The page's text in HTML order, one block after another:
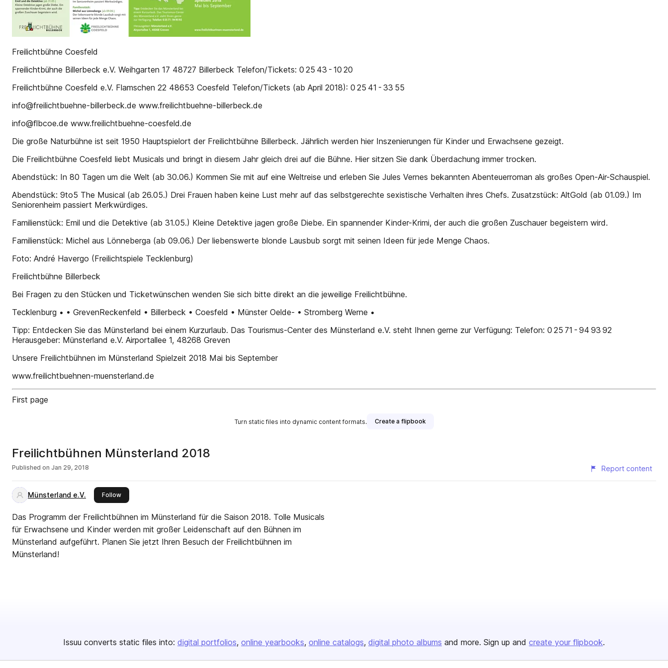
Freilichtbühne Coesfeld
Freilichtbühne Billerbeck e.V. Weihgarten 17 48727 Billerbeck Telefon/Tickets: 0 25 43 - 10 20
Freilichtbühne Coesfeld e.V. Flamschen 22 48653 Coesfeld Telefon/Tickets (ab April 2018): 0 25 41 - 33 55
info@freilichtbuehne-billerbeck.de www.freilichtbuehne-billerbeck.de
info@flbcoe.de www.freilichtbuehne-coesfeld.de
Die große Naturbühne ist seit 1950 Hauptspielort der Freilichtbühne Billerbeck. Jährlich werden hier Inszenierungen für Kinder und Erwachsene gezeigt.
Die Freilichtbühne Coesfeld liebt Musicals und bringt in diesem Jahr gleich drei auf die Bühne. Hier sitzen Sie dank Überdachung immer trocken.
Abendstück: In 80 Tagen um die Welt (ab 30.06.) Kommen Sie mit auf eine Weltreise und erleben Sie Jules Vernes bekannten Abenteuerroman als großes Open-Air-Schauspiel.
Abendstück: 9to5 The Musical (ab 26.05.) Drei Frauen haben keine Lust mehr auf das selbstgerechte sexistische Verhalten ihres Chefs. Zusatzstück: AltGold (ab 01.09.) Im
Seniorenheim passiert Merkwürdiges.
Familienstück: Emil und die Detektive (ab 31.05.) Kleine Detektive jagen große Diebe. Ein spannender Kinder-Krimi, der auch die großen Zuschauer begeistern wird.
Familienstück: Michel aus Lönneberga (ab 09.06.) Der liebenswerte blonde Lausbub sorgt mit seinen Ideen für jede Menge Chaos.
Foto: André Havergo (Freilichtspiele Tecklenburg)
Freilichtbühne Billerbeck
Bei Fragen zu den Stücken und Ticketwünschen wenden Sie sich bitte direkt an die jeweilige Freilichtbühne.
Tecklenburg • • GrevenReckenfeld • Billerbeck • Coesfeld • Münster Oelde- • Stromberg Werne •
Tipp: Entdecken Sie das Münsterland bei einem Kurzurlaub. Das Tourismus-Center des Münsterland e.V. steht Ihnen gerne zur Verfügung: Telefon: 0 25 71 - 94 93 92
Herausgeber: Münsterland e.V. Airportallee 1, 48268 Greven
Unsere Freilichtbühnen im Münsterland Spielzeit 2018 Mai bis September
www.freilichtbuehnen-muensterland.de
First page
Turn static files into dynamic content formats. Create a flipbook
Freilichtbühnen Münsterland 2018
Published on Jan 29, 2018 Report content
Münsterland e.V. Followthis publisher
Das Programm der Freilichtbühnen im Münsterland für die Saison 2018. Tolle Musicals
für Erwachsene und Kinder werden mit großer Leidenschaft auf den Bühnen im
Münsterland aufgeführt. Planen Sie jetzt Ihren Besuch der Freilichtbühnen im
Münsterland!
Issuu converts static files into: digital portfolios online yearbooks online catalogs digital photo albums and more. Sign up and create your flipbook.